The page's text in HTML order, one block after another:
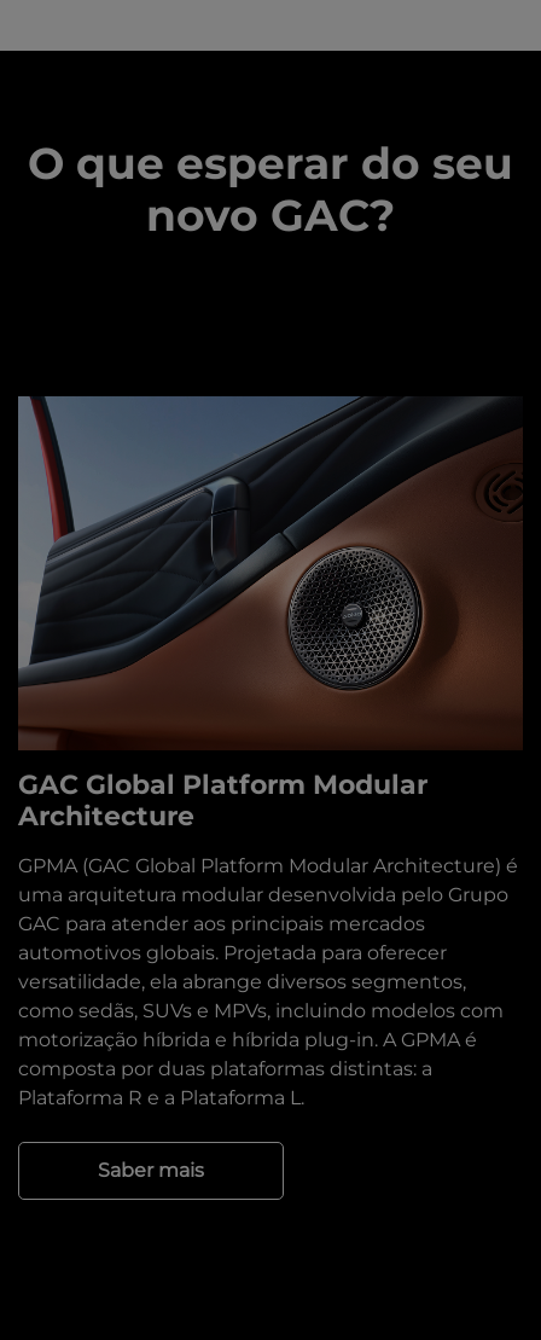
O que esperar do seu
novo GAC?
GAC Global Platform Modular
Architecture
GPMA (GAC Global Platform Modular Architecture) é
uma arquitetura modular desenvolvida pelo Grupo
GAC para atender aos principais mercados
automotivos globais. Projetada para oferecer
versatilidade, ela abrange diversos segmentos,
como sedãs, SUVs e MPVs, incluindo modelos com
motorização híbrida e híbrida plug-in. A GPMA é
composta por duas plataformas distintas: a
Plataforma R e a Plataforma L.
Saber mais